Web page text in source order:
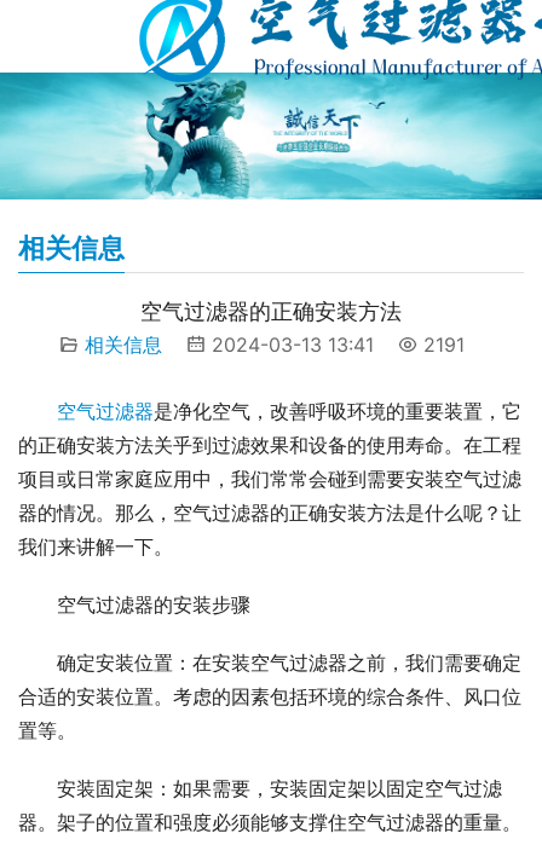
相关信息
空气过滤器的正确安装方法
相关信息 2024-03-13 13:41 2191
空气过滤器是净化空气，改善呼吸环境的重要装置，它
的正确安装方法关乎到过滤效果和设备的使用寿命。在工程
项目或日常家庭应用中，我们常常会碰到需要安装空气过滤
器的情况。那么，空气过滤器的正确安装方法是什么呢？让
我们来讲解一下。
空气过滤器的安装步骤
确定安装位置：在安装空气过滤器之前，我们需要确定
合适的安装位置。考虑的因素包括环境的综合条件、风口位
置等。
安装固定架：如果需要，安装固定架以固定空气过滤
器。架子的位置和强度必须能够支撑住空气过滤器的重量。